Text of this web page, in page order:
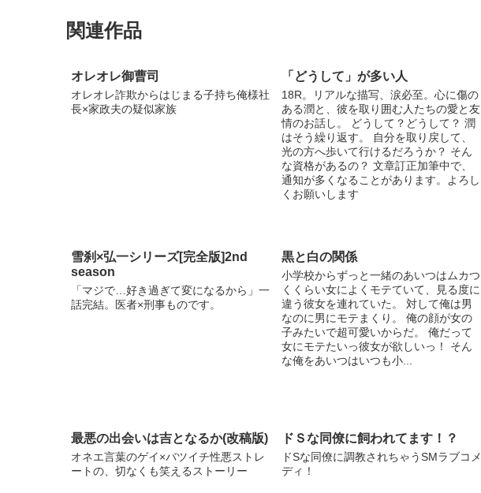
関連作品
オレオレ御曹司
オレオレ詐欺からはじまる子持ち俺様社
長×家政夫の疑似家族
「どうして」が多い人
18R。リアルな描写、涙必至。心に傷の
ある潤と、彼を取り囲む人たちの愛と友
情のお話し。 どうして？どうして？ 潤
はそう繰り返す。 自分を取り戻して、
光の方へ歩いて行けるだろうか？ そん
な資格があるの？ 文章訂正加筆中で、
通知が多くなることがあります。よろし
くお願いします
雪刹×弘一シリーズ[完全版]2nd
season
「マジで…好き過ぎて変になるから」一
話完結。医者×刑事ものです。
黒と白の関係
小学校からずっと一緒のあいつはムカつ
くくらい女によくモテていて、見る度に
違う彼女を連れていた。 対して俺は男
なのに男にモテまくり。 俺の顔が女の
子みたいで超可愛いからだ。 俺だって
女にモテたいっ彼女が欲しいっ！ そん
な俺をあいつはいつも小...
最悪の出会いは吉となるか(改稿版)
オネエ言葉のゲイ×バツイチ性悪ストレ
ートの、切なくも笑えるストーリー
ドＳな同僚に飼われてます！？
ドSな同僚に調教されちゃうSMラブコメ
ディ！